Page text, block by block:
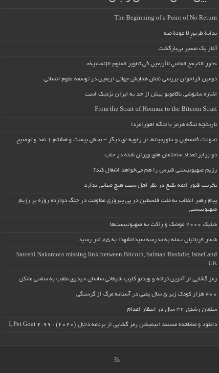
The Beginning of a Point of No Return
بداية طريقٍ لا عودة منه
آغاز یک مسیر بی‌بازگشت
«دور التجمع العالمي للأربعين في تطوير العلوم الإنسانية».
دومین فراخوان بررسی نقش همایش جهانی اربعین در توسعه علوم انسانی
اشاره ساتوشی ناکاموتو بیش از حد به ایران نزدیک است
From the Strait of Hormuz to the Bitcoin Strait
تاریخچه تنگه هرمز یا تنگه اهورامزدا
تحولات فلسطین و خاورمیانه، از زاویه ای دیگر – بخش بیست و هشتم + نقد و توضیح
دو برابر تعداد ساختمان های ویران شده در حلب
رژیم صهیونیستی قبرس را هم می‌خواهد اشغال کند؟
تخریب قبور ائمه بقیع در نظر اهل سنت هیچ مبنایی ندارد
پیام رهبر انقلاب به ملت فلسطین در پی پیروزی مقاومت در جنگ دوازده روزه بر رژیم
صهیونیستی
شلیک ۲۰۰۰ موشک و راکت به صهیونیست‌ها
شمار قربانیان حمله به مدرسه سیدالشهدا به ۸۵ نفر رسید
Satoshi Nakamoto missing link between Bitcoin, Salman Rushdie, Israel and
UK
رمز گشایی از آخرین ترانه و ویدئو کلیپ شیطانی ساسان حیدری ملقب به ساسی مانکن
۴۰۰ هزار کودک زیر ۵ سال یمنی در آستانه مرگ از گرسنگی
سلمان رشدی ۳۲ سال در انتظار اعدام
دانلود و مشاهده مستند انیمیشن رمز گشایی از برنامه دجال (۲۰۲۰) : I, Pet Goat 2.99